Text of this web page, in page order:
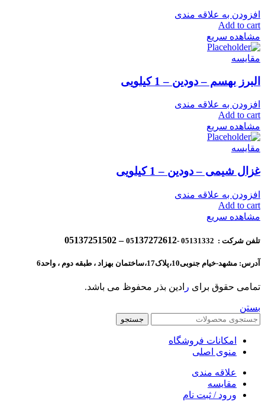
افزودن به علاقه مندی
Add to cart
مشاهده سریع
مقایسه
البرز بهسم – دودین – 1 کیلویی
افزودن به علاقه مندی
Add to cart
مشاهده سریع
مقایسه
غزال شیمی – دودین – 1 کیلویی
افزودن به علاقه مندی
Add to cart
مشاهده سریع
تلفن شرکت : 05131332 -05 137272612 – 05137251502
آدرس: مشهد-خیام جنوبی10،پلاک17،ساختمان بهزاد ، طبقه دوم ، واحد6
تمامی حقوق برای ر ادین بذر محفوظ می باشد.
بستن
جستجو
امکانات فروشگاه
منوی اصلی
علاقه مندی
مقایسه
ورود / ثبت نام